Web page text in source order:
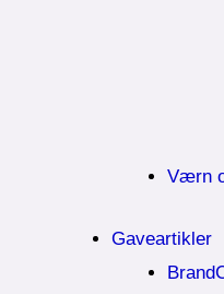
Værn
Gaveartikler